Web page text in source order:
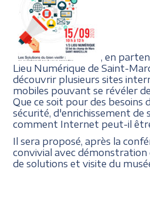
, en
Lieu Numérique de Saint-
découvrir plusieurs sites
mobiles pouvant se révéler
Que ce soit pour des besoins
sécurité, d'enrichissement de
comment Internet peut-il
Il sera proposé, après la
convivial avec
de solutions et visite du